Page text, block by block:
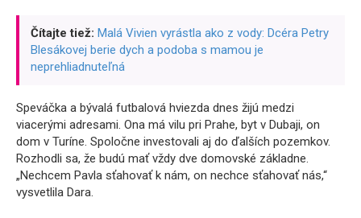
Čítajte tiež: Malá Vivien vyrástla ako z vody: Dcéra Petry
Blesákovej berie dych a podoba s mamou je
neprehliadnuteľná
Speváčka a bývalá futbalová hviezda dnes žijú medzi
viacerými adresami. Ona má vilu pri Prahe, byt v Dubaji, on
dom v Turíne. Spoločne investovali aj do ďalších pozemkov.
Rozhodli sa, že budú mať vždy dve domovské základne.
„Nechcem Pavla sťahovať k nám, on nechce sťahovať nás,“
vysvetlila Dara.